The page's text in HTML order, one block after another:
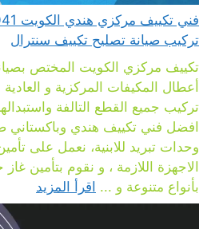
تركيب صيانة تصليح تكييف سنترال
تكييف مركزي الكويت المختص
أعطال المكيفات المركزية و
تركيب جميع القطع التالفة
افضل فني تكييف هندي وباكستاني
وحدات تبريد للابنية، نعمل على
الاجهزة اللازمة ، و نقوم بتأمين
بأنواع متنوعة و ... اقرأ المزيد